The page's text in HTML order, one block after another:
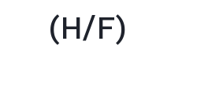
(H/F)